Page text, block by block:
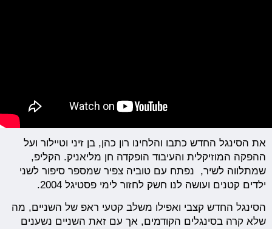
את הסינגל החדש כתבו והלחינו רון כהן, בן זיני וטיילור ועל
ההפקה המוזיקלית והעיבוד הופקדה חן מליאניק. הקליפ,
שמתלווה לשיר, נפתח עם טוביה צפיר שמספר סיפור לשני
ילדים קטנים ועושה לנו חשק לחזור לימי פסטיגל 2004.
הסינגל החדש קצבי ואפילו משלב קטעי ראפ של השניים, מה
שלא קרה בסינגלים הקודמים, אך עם זאת השניים נשענים